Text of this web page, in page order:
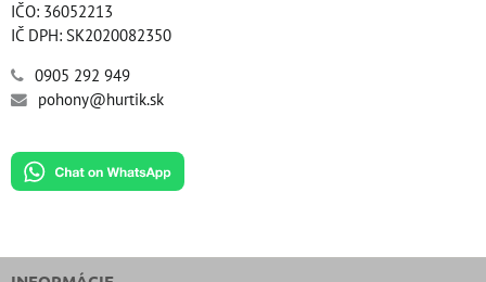
IČO: 36052213
IČ DPH: SK2020082350
0905 292 949
pohony@hurtik.sk